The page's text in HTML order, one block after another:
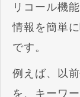
リコール機
情報を簡単
です。
例えば、以
を、キーワ